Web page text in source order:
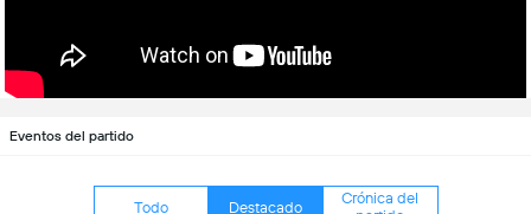
Eventos del partido
Todo Destacado
Crónica del